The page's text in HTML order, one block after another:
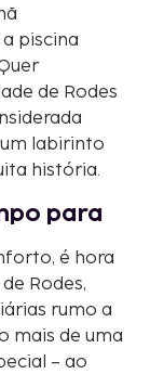
piscina
de Rodes
labirinto
história.
para
é hora
Rodes,
rumo a
mais de uma
– ao